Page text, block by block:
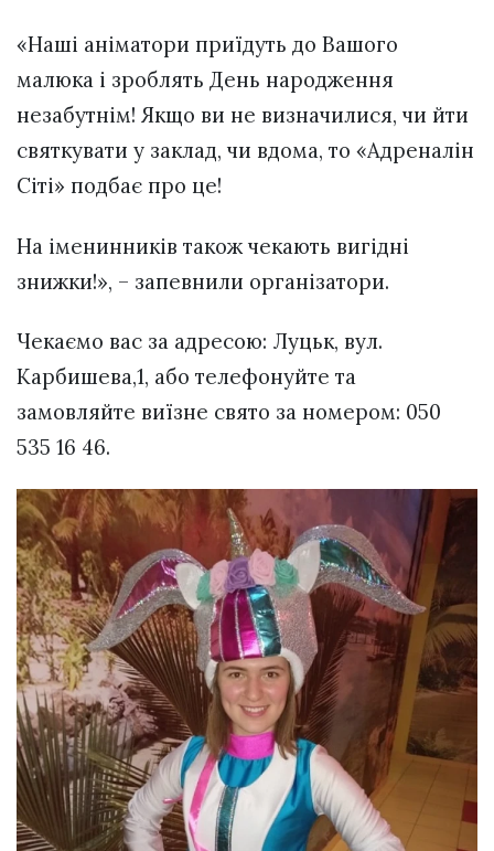
«Наші аніматори приїдуть до Вашого
малюка і зроблять День народження
незабутнім! Якщо ви не визначилися, чи йти
святкувати у заклад, чи вдома, то «Адреналін
Сіті» подбає про це!
На іменинників також чекають вигідні
знижки!», – запевнили організатори.
Чекаємо вас за адресою: Луцьк, вул.
Карбишева,1, або телефонуйте та
замовляйте виїзне свято за номером: 050
535 16 46.